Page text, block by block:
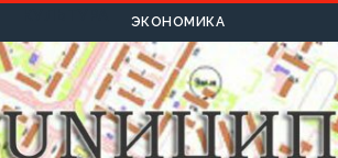
ЭКОНОМИКА